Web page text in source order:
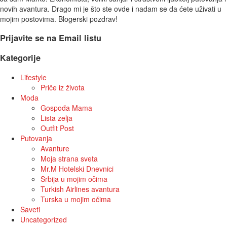
novih avantura. Drago mi je što ste ovde i nadam se da ćete uživati u
mojim postovima. Blogerski pozdrav!
Prijavite se na Email listu
Kategorije
Lifestyle
Priče iz života
Moda
Gospođa Mama
Lista zelja
Outfit Post
Putovanja
Avanture
Moja strana sveta
Mr.M Hotelski Dnevnici
Srbija u mojim očima
Turkish Airlines avantura
Turska u mojim očima
Saveti
Uncategorized